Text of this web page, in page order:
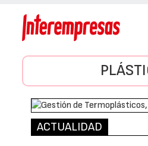
ACTUALIDAD